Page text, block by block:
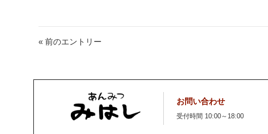
« 前のエントリー
お問い合わせ
受付時間 10:00～18:00